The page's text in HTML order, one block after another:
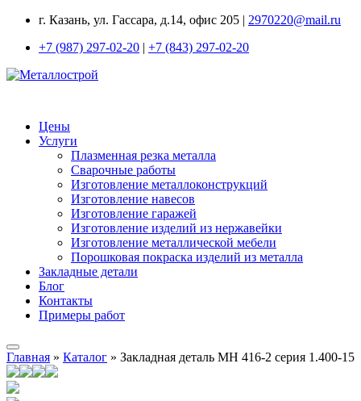
г. Казань, ул. Гассара, д.14, офис 205 | 2970220@mail.ru
+7 (987) 297-02-20 | +7 (843) 297-02-20
Цены
Услуги
Плазменная резка металла
Сварочные работы
Изготовление металлоконструкций
Изготовление навесов
Изготовление гаражей
Изготовление изделий из нержавейки
Изготовление металлической мебели
Порошковая покраска изделий из металла
Закладные детали
Блог
Контакты
Примеры работ
Главная » Каталог » Закладная деталь МН 416-2 серия 1.400-15